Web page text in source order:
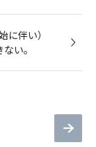
に伴い）
い。